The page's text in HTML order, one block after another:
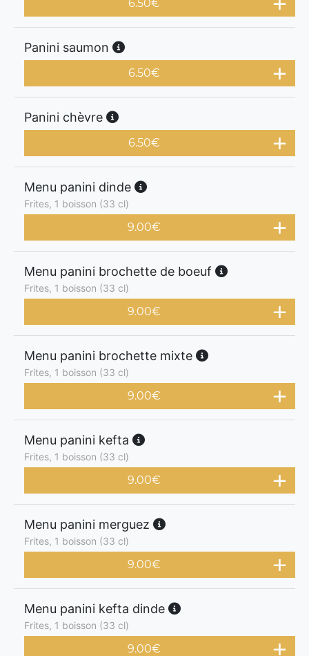
6.50€
Panini saumon
6.50€
Panini chèvre
6.50€
Menu panini dinde
Frites, 1 boisson (33 cl)
9.00€
Menu panini brochette de boeuf
Frites, 1 boisson (33 cl)
9.00€
Menu panini brochette mixte
Frites, 1 boisson (33 cl)
9.00€
Menu panini kefta
Frites, 1 boisson (33 cl)
9.00€
Menu panini merguez
Frites, 1 boisson (33 cl)
9.00€
Menu panini kefta dinde
Frites, 1 boisson (33 cl)
9.00€